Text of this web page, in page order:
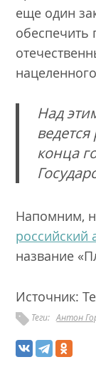
еще один
обеспечить
Над
конца
Напомним,
российский
название
Источник:
Теги: Антон